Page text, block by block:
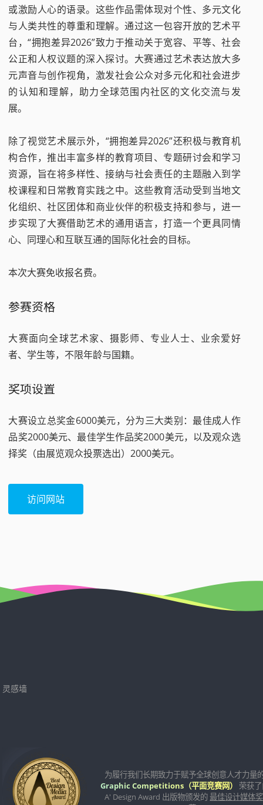
或激励人心的语录。这些作品需体现对个性、多元文化
与人类共性的尊重和理解。通过这一包容开放的艺术平
台，“拥抱差异2026”致力于推动关于宽容、平等、社会
公正和人权议题的深入探讨。大赛通过艺术表达放大多
元声音与创作视角，激发社会公众对多元化和社会进步
的认知和理解，助力全球范围内社区的文化交流与发
展。
除了视觉艺术展示外，“拥抱差异2026”还积极与教育机
构合作，推出丰富多样的教育项目、专题研讨会和学习
资源，旨在将多样性、接纳与社会责任的主题融入到学
校课程和日常教育实践之中。这些教育活动受到当地文
化组织、社区团体和商业伙伴的积极支持和参与，进一
步实现了大赛借助艺术的通用语言，打造一个更具同情
心、同理心和互联互通的国际化社会的目标。
本次大赛免收报名费。
参赛资格
大赛面向全球艺术家、摄影师、专业人士、业余爱好
者、学生等，不限年龄与国籍。
奖项设置
大赛设立总奖金6000美元，分为三大类别：最佳成人作
品奖2000美元、最佳学生作品奖2000美元，以及观众选
择奖（由展览观众投票选出）2000美元。
访问网站
灵感墙
为履行我们长期致力于赋予全球创意人才力量
Graphic Competitions（平面竞赛网）
荣获
A' Design Award 出版物颁发的最佳设计媒体奖